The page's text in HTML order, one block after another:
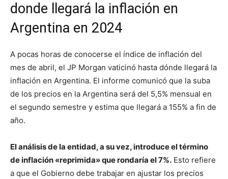
donde llegará la inflación en
Argentina en 2024
A pocas horas de conocerse el índice de inflación del
mes de abril, el JP Morgan vaticinó hasta dónde llegará la
inflación en Argentina. El informe comunicó que la suba
de los precios en la Argentina será del 5,5% mensual en
el segundo semestre y estima que llegará a 155% a fin de
año.
El análisis de la entidad, a su vez, introduce el término
de inflación «reprimida» que rondaría el 7%. Esto refiere
a que el Gobierno debe trabajar en ajustar los precios